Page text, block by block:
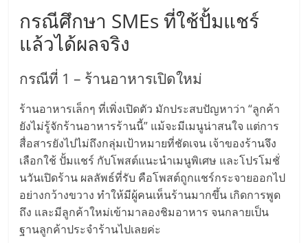
หน้า
บ้าน
ลงทุน
น้อย
คืน
ทุน
กรณีศึกษา SMEs ที่ใช้ปั้มแชร์
แล้วได้ผลจริง
กรณีที่ 1 – ร้านอาหารเปิดใหม่
ร้านอาหารเล็กๆ ที่เพิ่งเปิดตัว มักประสบปัญหาว่า “ลูกค้า
ยังไม่รู้จักร้านอาหารร้านนี้” แม้จะมีเมนูน่าสนใจ แต่การ
สื่อสารยังไปไม่ถึงกลุ่มเป้าหมายที่ชัดเจน เจ้าของร้านจึง
เลือกใช้ ปั้มแชร์ กับโพสต์แนะนำเมนูพิเศษ และโปรโมชั่
นวันเปิดร้าน ผลลัพธ์ที่รับ คือโพสต์ถูกแชร์กระจายออกไป
อย่างกว้างขวาง ทำให้มีผู้คนเห็นร้านมากขึ้น เกิดการพูด
ถึง และมีลูกค้าใหม่เข้ามาลองชิมอาหาร จนกลายเป็น
ฐานลูกค้าประจำร้านไปเลยค่ะ